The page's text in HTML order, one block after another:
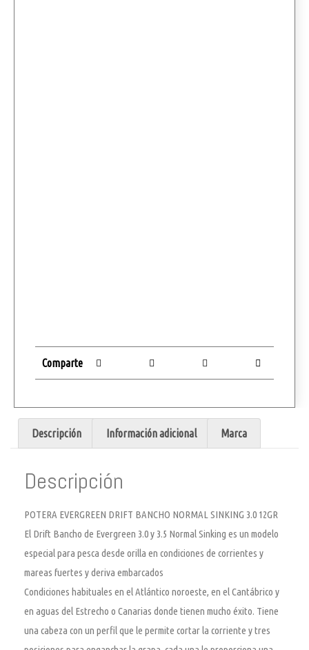
Comparte
Descripción Información adicional Marca
Descripción
POTERA EVERGREEN DRIFT BANCHO NORMAL SINKING 3.0 12GR
El Drift Bancho de Evergreen 3.0 y 3.5 Normal Sinking es un modelo
especial para pesca desde orilla en condiciones de corrientes y
mareas fuertes y deriva embarcados
Condiciones habituales en el Atlántico noroeste, en el Cantábrico y
en aguas del Estrecho o Canarias donde tienen mucho éxito. Tiene
una cabeza con un perfil que le permite cortar la corriente y tres